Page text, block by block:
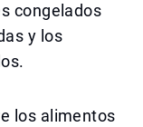
congelados
y los
los alimentos